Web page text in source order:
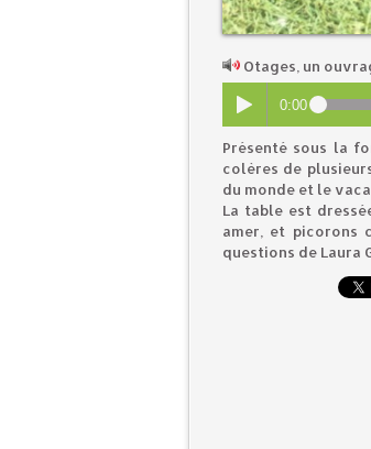
Otages, un
0:00
Présenté sous la
colères de
du monde et le
La table est
amer, et picorons
questions de Laura